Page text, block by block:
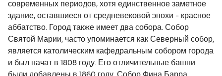
современных периодов, хотя единственное заметное
здание, оставшиеся от средневековой эпохи - красное
аббатство. Город также имеет два собора. Собор
Святой Марии, часто упоминается как Северный собор,
является католическим кафедральным собором города
и был начат в 1808 году. Его отличительные башни